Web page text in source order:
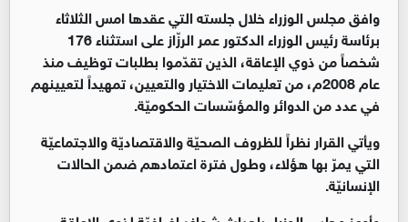
وافق مجلس الوزراء خلال جلسته التي عقدها امس الثلاثاء
برئاسة رئيس الوزراء الدكتور عمر الرزّاز على استثناء 176
شخصاً من ذوي الإعاقة، الذين تقدّموا بطلبات توظيف منذ
عام 2008م، من تعليمات الاختيار والتعيين، تمهيداً لتعيينهم
في عدد من الدوائر والمؤسّسات الحكوميّة.
ويأتي القرار نظراً للظروف الصحيّة والاقتصاديّة والاجتماعيّة
التي يمرّ بها هؤلاء، وطول فترة اعتمادهم ضمن الحالات
الإنسانيّة.